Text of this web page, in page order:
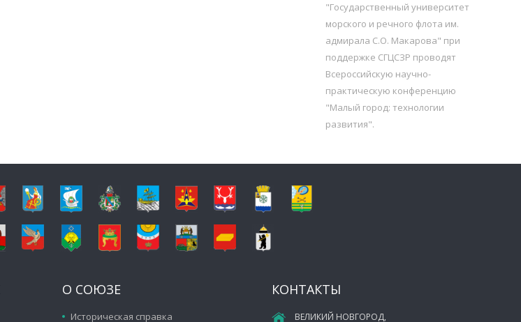
"Государственный университет
морского и речного флота им.
адмирала С.О. Макарова" при
поддержке СГЦСЗР проводят
Всероссийскую научно-
практическую конференцию
"Малый город: технологии
развития".
О СОЮЗЕ
Историческая справка
КОНТАКТЫ
ВЕЛИКИЙ НОВГОРОД,